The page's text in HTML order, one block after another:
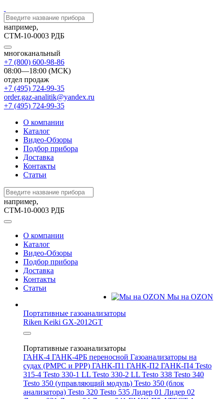
например,
СТМ-10-0003 РДБ
многоканальный
+7 (800) 600-98-86
08:00—18:00 (МСК)
отдел продаж
+7 (495) 724-99-35
order.gaz-analitik@yandex.ru
+7 (495) 724-99-35
О компании
Каталог
Видео-Обзоры
Подбор прибора
Доставка
Контакты
Статьи
например,
СТМ-10-0003 РДБ
О компании
Каталог
Видео-Обзоры
Подбор прибора
Доставка
Контакты
Статьи
Мы на OZON
Портативные газоанализаторы
Riken Keiki GX-2012GT
Портативные газоанализаторы
ГАНК-4 ГАНК-4РБ переносной Газоанализаторы на
судах (РМРС и РРР) ГАНК-П1 ГАНК-П2 ГАНК-П4 Testo
315-4 Testo 330-1 LL Testo 330-2 LL Testo 338 Testo 340
Testo 350 (управляющий модуль) Testo 350 (блок
анализатора) Testo 320 Testo 535 Лидер 01 Лидер 02